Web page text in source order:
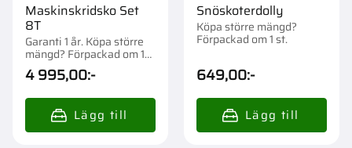
Maskinskridsko Set
8T
Garanti 1 år. Köpa större
mängd? Förpackad om 1
st.
4 995,00:-
Snöskoterdolly
Köpa större mängd?
Förpackad om 1 st.
649,00:-